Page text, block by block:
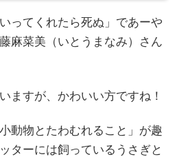
ってくれたら死ぬ」であーや
麻菜美（いとうまなみ）さん
ますが、かわいい方ですね！
動物とたわむれること」が趣
ターには飼っているうさぎと